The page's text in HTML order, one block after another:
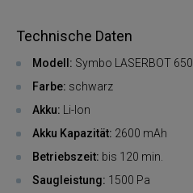
Technische Daten
Modell: Symbo LASERBOT 650
Farbe: schwarz
Akku: Li-Ion
Akku Kapazität: 2600 mAh
Betriebszeit: bis 120 min.
Saugleistung: 1500 Pa